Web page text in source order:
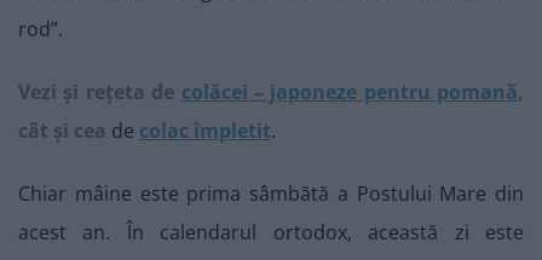
rod”.
Vezi și rețeta de colăcei – japoneze pentru pomană,
cât și cea de colac împletit.
Chiar mâine este prima sâmbătă a Postului Mare din
acest an. În calendarul ortodox, această zi este